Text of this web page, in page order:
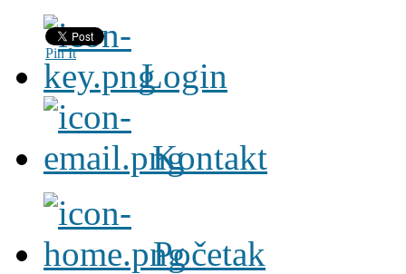
Login
Kontakt
Početak
Pin It